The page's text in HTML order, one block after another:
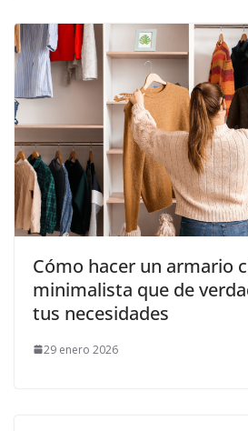
Cómo hacer un armario
minimalista que de
tus necesidades
29 enero 2026